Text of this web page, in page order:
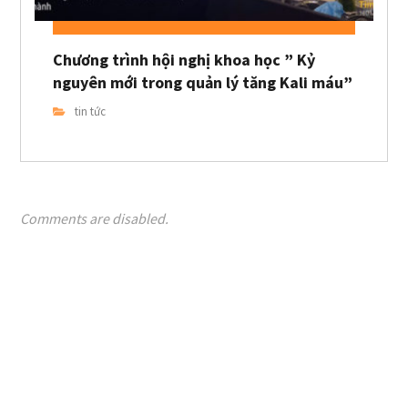
Chương trình hội nghị khoa học ” Kỷ
nguyên mới trong quản lý tăng Kali máu”
tin tức
Comments are disabled.